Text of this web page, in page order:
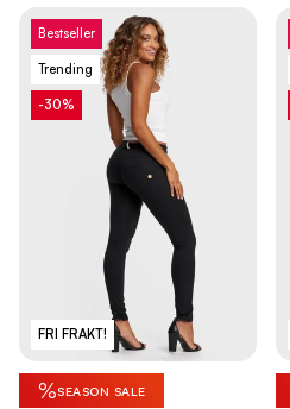
Bestseller
Trending
FRI FRAKT!
-30%
%SEASON SALE